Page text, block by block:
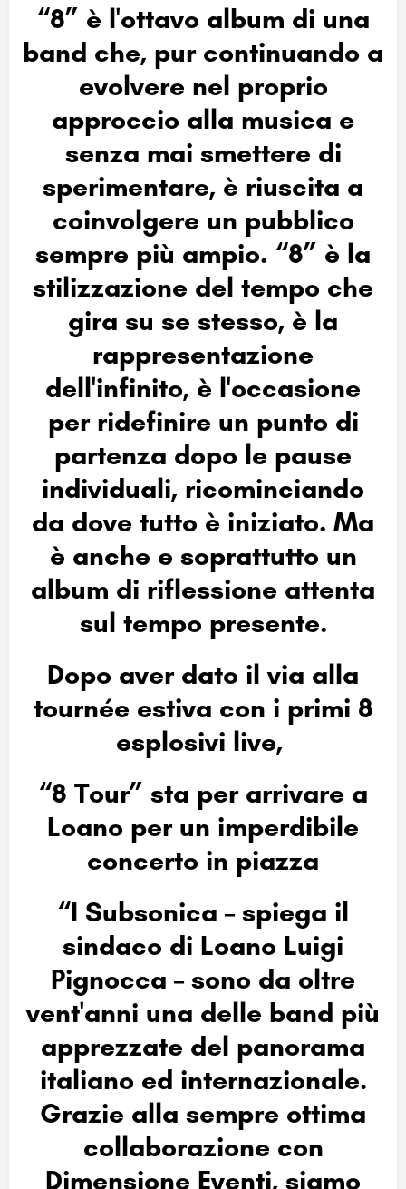
“8” è l'ottavo album di una
band che, pur continuando a
evolvere nel proprio
approccio alla musica e
senza mai smettere di
sperimentare, è riuscita a
coinvolgere un pubblico
sempre più ampio. “8” è la
stilizzazione del tempo che
gira su se stesso, è la
rappresentazione
dell'infinito, è l'occasione
per ridefinire un punto di
partenza dopo le pause
individuali, ricominciando
da dove tutto è iniziato. Ma
è anche e soprattutto un
album di riflessione attenta
sul tempo presente.
Dopo aver dato il via alla
tournée estiva con i primi 8
esplosivi live,
“8 Tour” sta per arrivare a
Loano per un imperdibile
concerto in piazza
“I Subsonica – spiega il
sindaco di Loano Luigi
Pignocca – sono da oltre
vent'anni una delle band più
apprezzate del panorama
italiano ed internazionale.
Grazie alla sempre ottima
collaborazione con
Dimensione Eventi, siamo